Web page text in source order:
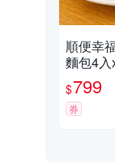
順便幸
麵包4
零食)
$799
券